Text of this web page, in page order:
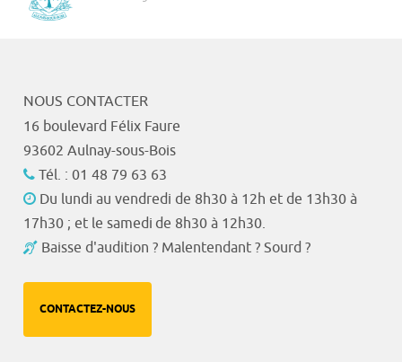
NOUS CONTACTER
16 boulevard Félix Faure
93602 Aulnay-sous-Bois
Tél. : 01 48 79 63 63
Du lundi au vendredi de 8h30 à 12h et de 13h30 à
17h30 ; et le samedi de 8h30 à 12h30.
Baisse d'audition ? Malentendant ? Sourd ?
CONTACTEZ-NOUS